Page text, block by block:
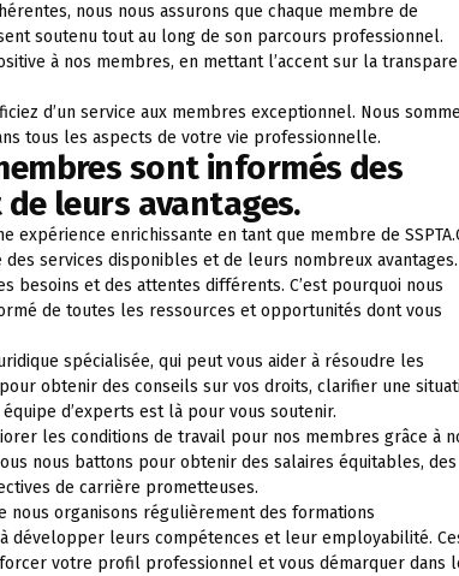
nous nous assurons que chaque membre de
soutenu tout au long de son parcours professionnel.
à nos membres, en mettant l’accent sur la
d’un service aux membres exceptionnel. Nous
tous les aspects de votre vie professionnelle.
sont informés des
leurs avantages.
expérience enrichissante en tant que membre de
services disponibles et de leurs nombreux avantages.
besoins et des attentes différents. C’est pourquoi nous
de toutes les ressources et opportunités dont vous
spécialisée, qui peut vous aider à résoudre les
obtenir des conseils sur vos droits, clarifier une
d’experts est là pour vous soutenir.
les conditions de travail pour nos membres grâce à
nous battons pour obtenir des salaires équitables, des
de carrière prometteuses.
organisons régulièrement des formations
développer leurs compétences et leur employabilité.
votre profil professionnel et vous démarquer dans